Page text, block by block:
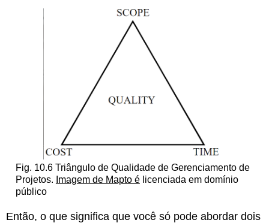
Fig. 10.6 Triângulo de Qualidade de Gerenciamento de
Projetos. Imagem de Mapto é licenciada em domínio
público
Então, o que significa que você só pode abordar dois